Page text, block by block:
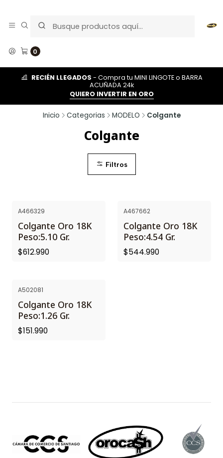
0
RECIÉN LLEGADOS - Compra tu MINI LINGOTE o BARRA
ACUÑADA 24k
QUIERO INVERTIR EN ORO
Inicio Categorias MODELO Colgante
Colgante
Filtros
A466329
Colgante Oro 18K
Peso:5.10 Gr.
$612.990
A467662
Colgante Oro 18K
Peso:4.54 Gr.
$544.990
A502081
Colgante Oro 18K
Peso:1.26 Gr.
$151.990